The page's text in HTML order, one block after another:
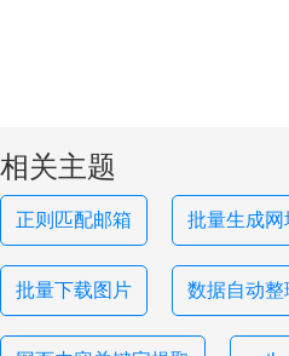
相关主题
正则匹配邮箱 批量生成网
批量下载图片 数据自动整